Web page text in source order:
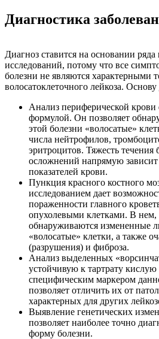
Диагностика
Диагноз ставится на основании
исследований, потому что все
болезни не являются характерными
волосатоклеточного лейкоза.
Анализ периферической крови
формулой. Он позволяет
этой болезни «волосатые»
числа нейтрофилов,
эритроцитов. Тяжесть течения
осложнений напрямую
показателей крови.
Пункция красного костного
исследованием дает
пораженности главного
опухолевыми клетками. В нем,
обнаруживаются
«волосатые» клетки, а также
(разрушения) и фиброза.
Анализ выделенных
устойчивую к тартрату кислую
специфическим маркером
позволяет отличить их от
характерных для других
Выявление генетических
позволяет наиболее точно
форму болезни.